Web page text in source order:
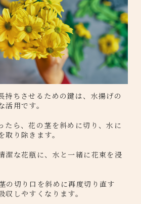
持ちさせるための鍵は、水揚げの
用です。
たら、花の茎を斜めに切り、水に
り除きます。
潔な花瓶に、水と一緒に花束を浸
の切り口を斜めに再度切り直す
収しやすくなります。